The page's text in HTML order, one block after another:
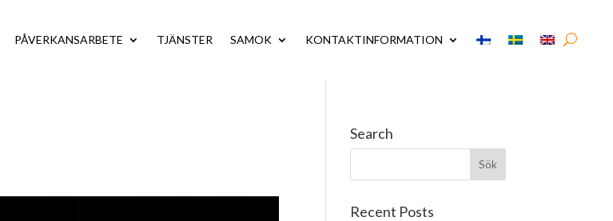
PÅVERKANSARBETE TJÄNSTER SAMOK KONTAKTINFORMATION
Search
Recent Posts